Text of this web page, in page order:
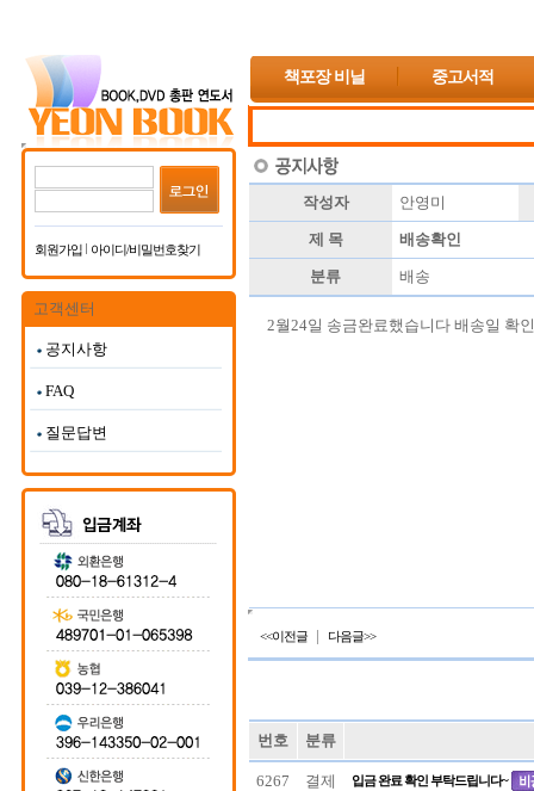
책포장 비닐 중고서적
회원가입 아이디/비밀번호찾기
고객센터
공지사항
FAQ
질문답변
작성자 안영미
제 목 배송확인
분류 배송
2월24일 송금완료했습니다 배송일 확
<<이전글 | 다음글>>
번호 분류
6267 결제 입금 완료 확인 부탁드립니다~